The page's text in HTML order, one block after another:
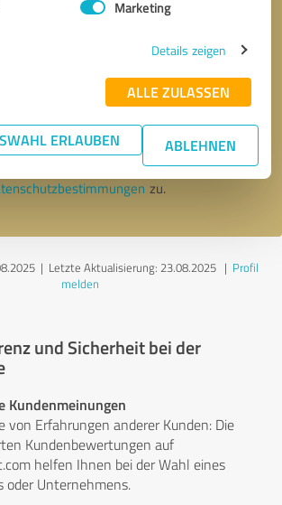
Marketing
Details zeigen
ALLE ZULASSEN
ERLAUBEN ABLEHNEN
* Erforderliche Angaben
Nachricht senden
zu.
| Letzte Aktualisierung: 23.08.2025| Profil
melden
und Sicherheit bei der
Kundenmeinungen
von Erfahrungen anderer Kunden: Die
Kundenbewertungen auf
helfen Ihnen bei der Wahl eines
oder Unternehmens.